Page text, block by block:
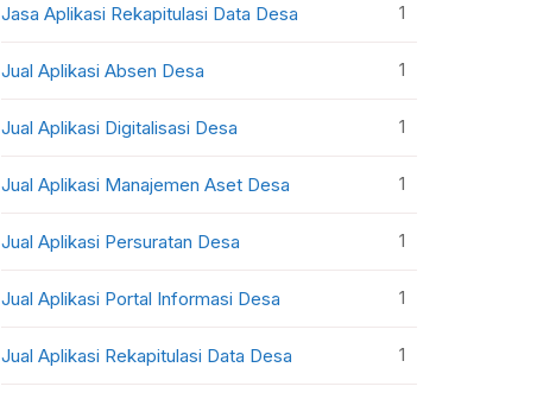
Jasa Aplikasi Rekapitulasi Data Desa 1
Jual Aplikasi Absen Desa 1
Jual Aplikasi Digitalisasi Desa 1
Jual Aplikasi Manajemen Aset Desa 1
Jual Aplikasi Persuratan Desa 1
Jual Aplikasi Portal Informasi Desa 1
Jual Aplikasi Rekapitulasi Data Desa 1